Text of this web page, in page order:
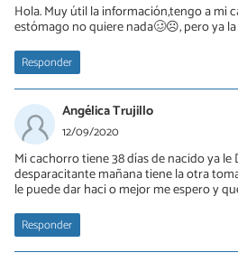
Hola. Muy útil la información,tengo a mi
estómago no quiere nada🥴☹, pero ya la
Responder
Angélica Trujillo
12/09/2020
Mi cachorro tiene 38 días de nacido ya
desparacitante mañana tiene la otra
le puede dar haci o mejor me espero y
Responder